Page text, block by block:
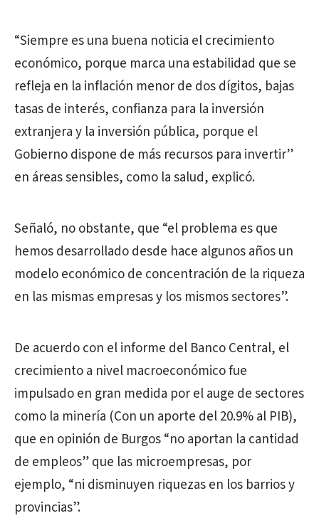
“Siempre es una buena noticia el crecimiento
económico, porque marca una estabilidad que se
refleja en la inflación menor de dos dígitos, bajas
tasas de interés, confianza para la inversión
extranjera y la inversión pública, porque el
Gobierno dispone de más recursos para invertir”
en áreas sensibles, como la salud, explicó.
Señaló, no obstante, que “el problema es que
hemos desarrollado desde hace algunos años un
modelo económico de concentración de la riqueza
en las mismas empresas y los mismos sectores”.
De acuerdo con el informe del Banco Central, el
crecimiento a nivel macroeconómico fue
impulsado en gran medida por el auge de sectores
como la minería (Con un aporte del 20.9% al PIB),
que en opinión de Burgos “no aportan la cantidad
de empleos” que las microempresas, por
ejemplo, “ni disminuyen riquezas en los barrios y
provincias”.